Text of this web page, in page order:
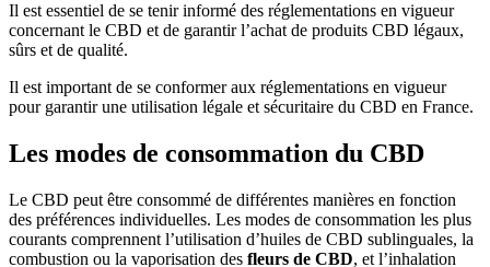
Il est essentiel de se tenir informé des réglementations en vigueur
concernant le CBD et de garantir l’achat de produits CBD légaux,
sûrs et de qualité.
Il est important de se conformer aux réglementations en vigueur
pour garantir une utilisation légale et sécuritaire du CBD en France.
Les modes de consommation du CBD
Le CBD peut être consommé de différentes manières en fonction
des préférences individuelles. Les modes de consommation les plus
courants comprennent l’utilisation d’huiles de CBD sublinguales, la
combustion ou la vaporisation des fleurs de CBD, et l’inhalation